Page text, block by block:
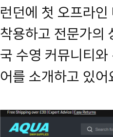
런던에 첫 오프라
착용하고 전문가의
국 수영 커뮤니티
어를 소개하고 있어